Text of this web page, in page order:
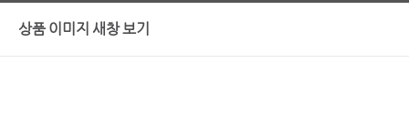
상품 이미지 새창 보기